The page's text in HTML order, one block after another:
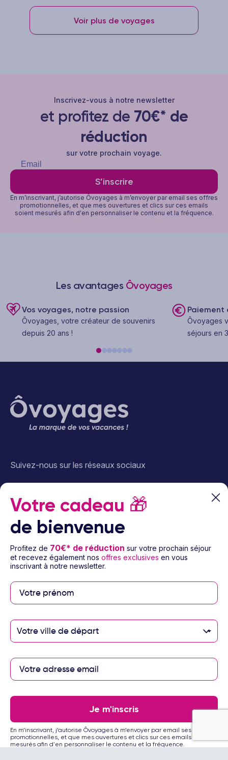
Voir plus de voyages
Inscrivez-vous à notre newsletter
et profitez de 70€* de
réduction
sur votre prochain voyage.
S’inscrire
En m’inscrivant, j’autorise Ôvoyages à m’envoyer par email ses offres
promotionnelles, et que mes ouvertures et clics sur ces emails
soient mesurés afin d'en personnaliser le contenu et la fréquence.
Les avantages Ôvoyages
Vos voyages, notre passion
Ôvoyages, votre créateur de souvenirs
depuis 20 ans !
Paiement
Ôvoyages
séjours en
Suivez-nous sur les réseaux sociaux
À propos d’Ôvoyages
Besoin d’aide
© 2026 Ôvoyages
Paiement sécurisé
Paiement en 3 ou 4
fois par carte
bancaire avec
notre partenaire
Votre cadeau 🎁
de bienvenue
Profitez de 70€* de réduction sur votre prochain séjour
et recevez également nos offres exclusives en vous
inscrivant à notre newsletter.
Votre ville de départ
Je m'inscris
En m’inscrivant, j’autorise Ôvoyages à m’envoyer par email ses offres
promotionnelles, et que mes ouvertures et clics sur ces emails soient
mesurés afin d'en personnaliser le contenu et la fréquence.